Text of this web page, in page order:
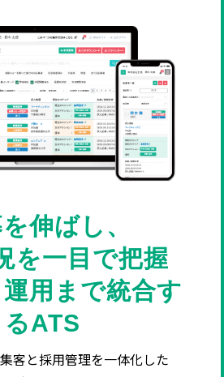
伸ばし、
を一目で把握
用まで統合す
るATS
客と採用管理を一体化した